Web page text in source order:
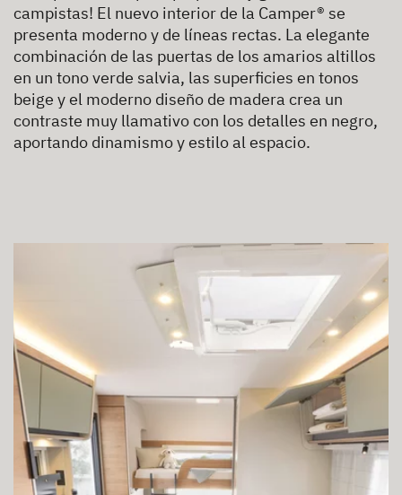
campistas! El nuevo interior de la Camper® se
presenta moderno y de líneas rectas. La elegante
combinación de las puertas de los amarios altillos
en un tono verde salvia, las superficies en tonos
beige y el moderno diseño de madera crea un
contraste muy llamativo con los detalles en negro,
aportando dinamismo y estilo al espacio.